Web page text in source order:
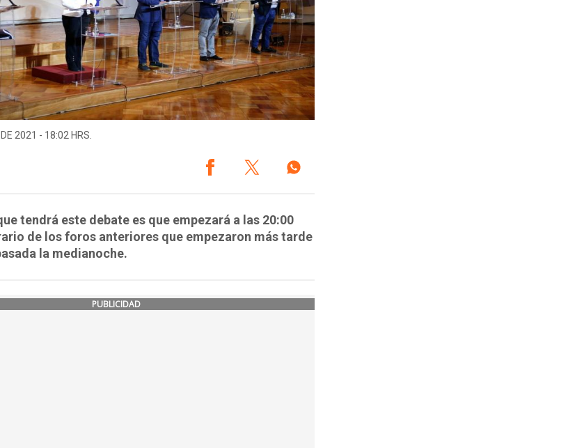
2021 - 18:02 HRS.
tendrá este debate es que empezará a las 20:00
de los foros anteriores que empezaron más tarde
la medianoche.
PUBLICIDAD